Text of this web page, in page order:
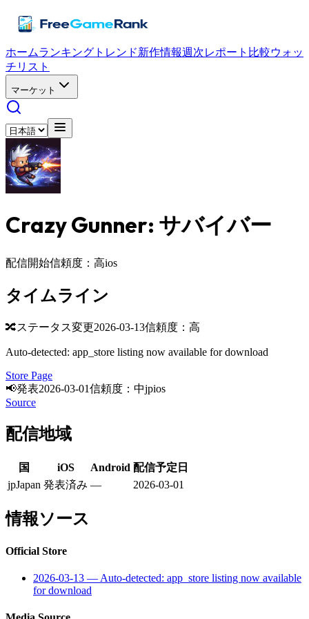
ホームランキング トレンド新作情報週次レポート 比較ウォッ
チリスト
マーケット
Crazy Gunner: サバイバー
配信開始信頼度：高ios
タイムライン
🔀ステータス変更2026-03-13信頼度：高
Auto-detected: app_store listing now available for download
Store Page
📢発表2026-03-01信頼度：中jpios
Source
配信地域
国 iOS Android 配信予定日
jpJapan 発表済み — 2026-03-01
情報ソース
Official Store
2026-03-13 — Auto-detected: app_store listing now available
for download